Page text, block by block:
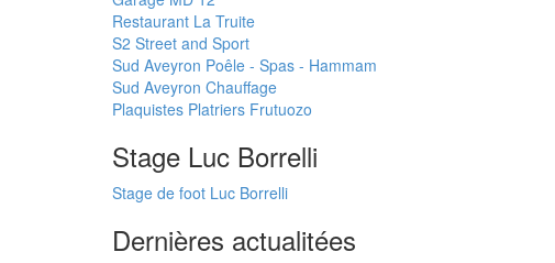
Restaurant La Truite
S2 Street and Sport
Sud Aveyron Poêle - Spas - Hammam
Sud Aveyron Chauffage
Plaquistes Platriers Frutuozo
Stage Luc Borrelli
Stage de foot Luc Borrelli
Dernières actualitées